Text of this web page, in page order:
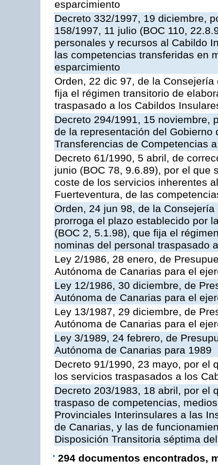
esparcimiento
Decreto 332/1997, 19 diciembre,
158/1997, 11 julio (BOC 110,
personales y recursos al Cabildo
las competencias transferidas en
esparcimiento
Orden, 22 dic 97, de la
fija el régimen transitorio de
traspasado a los Cabildos
Decreto 294/1991, 15 noviembre,
de la representación del
Transferencias de Competencias
Decreto 61/1990, 5 abril, de
junio (BOC 78, 9.6.89), por el que
coste de los servicios inherentes
Fuerteventura, de las
Orden, 24 jun 98, de la
prorroga el plazo establecido por
(BOC 2, 5.1.98), que fija el
nominas del personal traspasado
Ley 2/1986, 28 enero, de
Autónoma de Canarias para el
Ley 12/1986, 30 diciembre, de
Autónoma de Canarias para el
Ley 13/1987, 29 diciembre, de
Autónoma de Canarias para el
Ley 3/1989, 24 febrero, de
Autónoma de Canarias para 1989
Decreto 91/1990, 23 mayo, por el
los servicios traspasados a los
Decreto 203/1983, 18 abril, por el
traspaso de competencias,
Provinciales Interinsulares a las
de Canarias, y las de
Disposición Transitoria séptima
294 documentos encontrados,